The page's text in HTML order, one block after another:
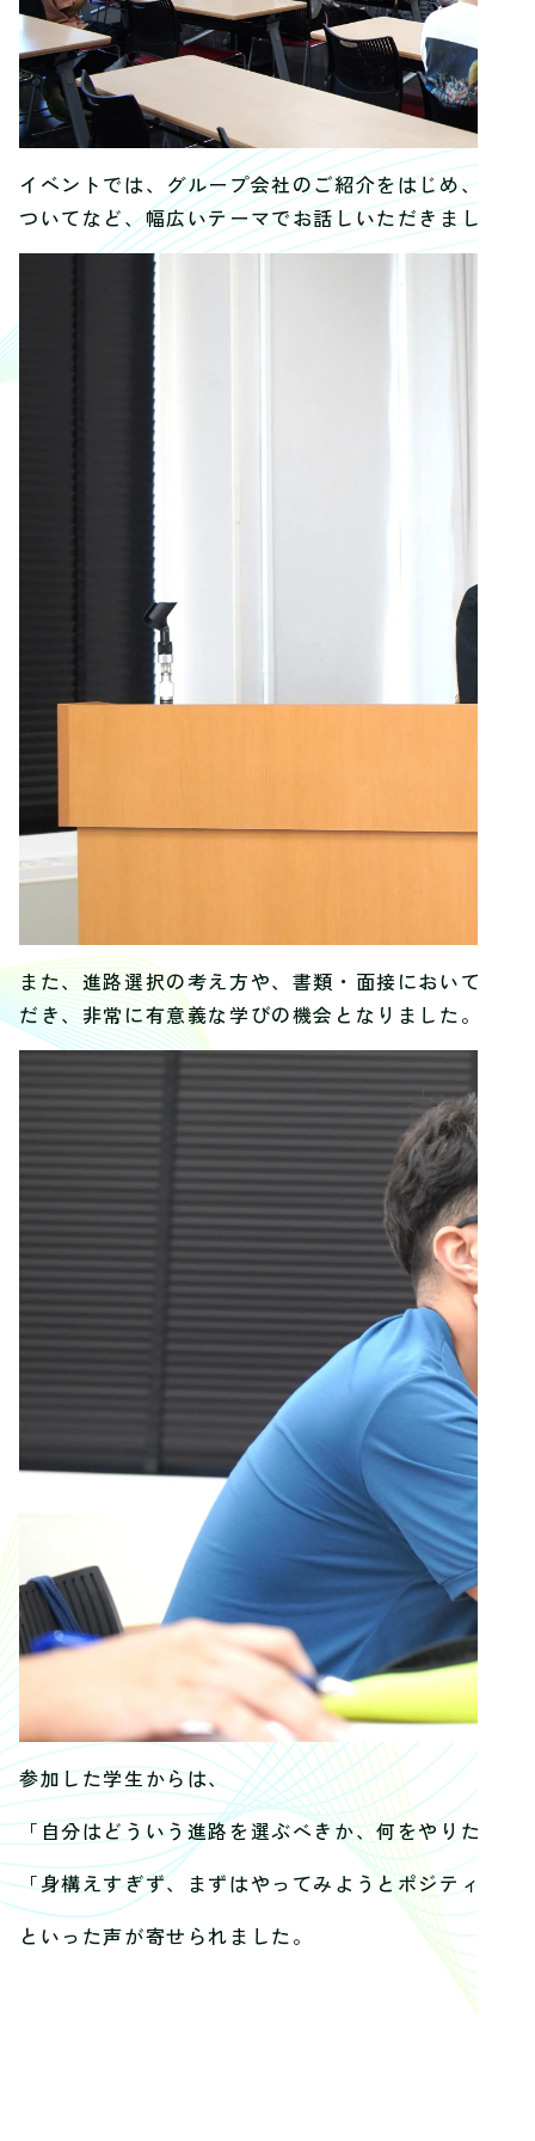
イベントでは、グループ会社のご紹介をはじめ、ゲ
ついてなど、幅広いテーマでお話しいただきました。
また、進路選択の考え方や、書類・面接において採
だき、非常に有意義な学びの機会となりました。
参加した学生からは、
「自分はどういう進路を選ぶべきか、何をやりたい
「身構えすぎず、まずはやってみようとポジティブに
といった声が寄せられました。